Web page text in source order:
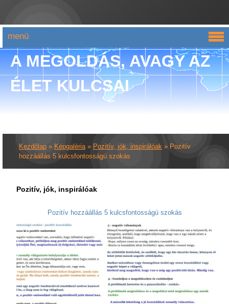
A MEGOLDÁS, AVAGY AZ
ÉLET KULCSAI
Kezdőlap » Képgaléria» Pozitív, jók, inspirálóak » Pozitív
hozzáállás 5 kulcsfontosságú szokás
Pozitív, jók, inspirálóak
Pozitív hozzáállás 5 kulcsfontosságú szokás
menü